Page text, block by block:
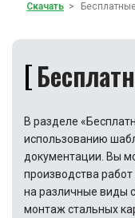
Скачать
В разделе
использованию
документации. Вы
производства
на различные виды
монтаж стальных